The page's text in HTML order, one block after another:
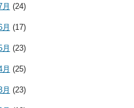
(24)
(17)
(23)
(25)
(23)